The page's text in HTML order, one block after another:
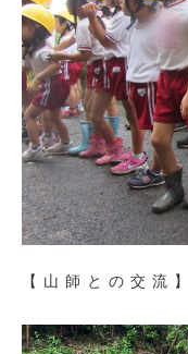
【山師との交流】